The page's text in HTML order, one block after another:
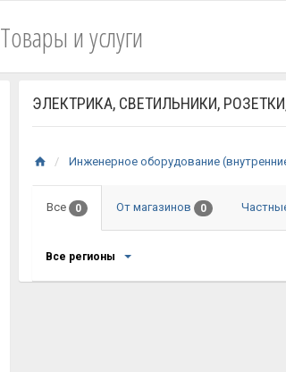
Товары и услуги
ЭЛЕКТРИКА, СВЕТИЛЬНИКИ,
Инженерное оборудование
Все 0 От магазинов 0
Все регионы